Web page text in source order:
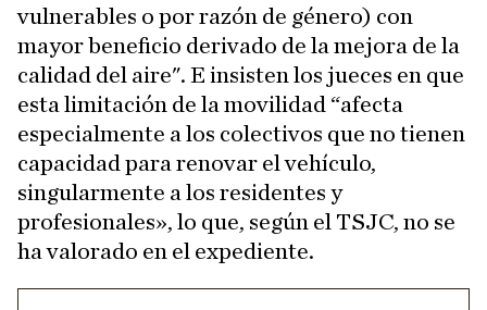
vulnerables o por razón de género) con
mayor beneficio derivado de la mejora de la
calidad del aire". E insisten los jueces en que
esta limitación de la movilidad “afecta
especialmente a los colectivos que no tienen
capacidad para renovar el vehículo,
singularmente a los residentes y
profesionales», lo que, según el TSJC, no se
ha valorado en el expediente.